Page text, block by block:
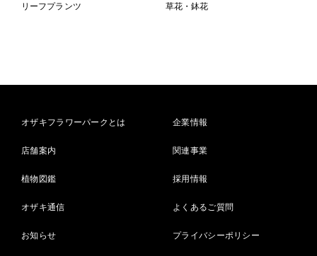
リーフプランツ 草花・鉢花
オザキフラワーパークとは
店舗案内
植物図鑑
オザキ通信
お知らせ
企業情報
関連事業
採用情報
よくあるご質問
プライバシーポリシー